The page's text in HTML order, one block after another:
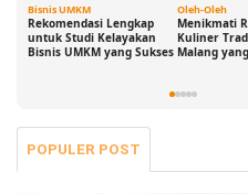
Bisnis UMKM
Rekomendasi Lengkap
untuk Studi Kelayakan
Bisnis UMKM yang Sukses
Oleh-Oleh
Menikmati
Kuliner
Malang
POPULER POST